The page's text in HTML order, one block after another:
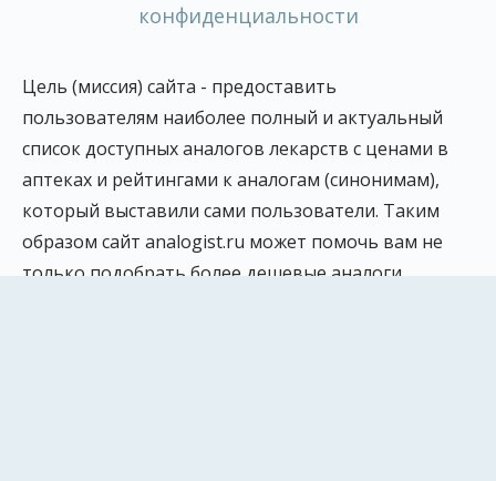
конфиденциальности
Цель (миссия) сайта - предоставить
пользователям наиболее полный и актуальный
список доступных аналогов лекарств с ценами в
аптеках и рейтингами к аналогам (синонимам),
который выставили сами пользователи. Таким
образом сайт analogist.ru может помочь вам не
только подобрать более дешевые аналоги